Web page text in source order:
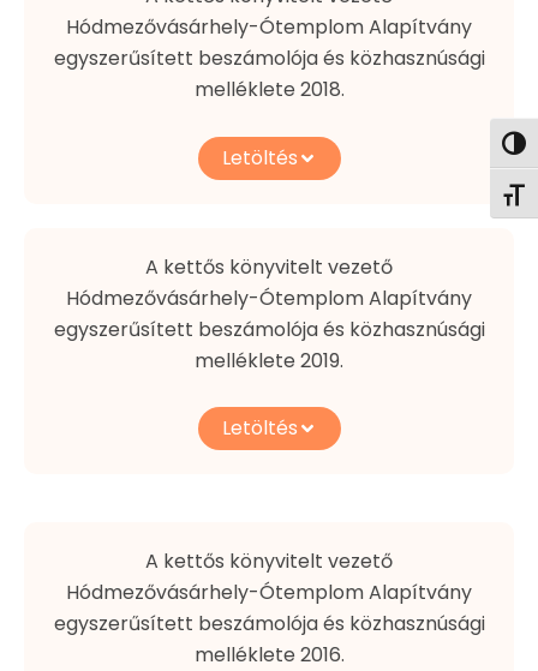
Hódmezővásárhely-Ótemplom Alapítvány
egyszerűsített beszámolója és közhasznúsági
melléklete 2018.
Letöltés
A kettős könyvitelt vezető
Hódmezővásárhely-Ótemplom Alapítvány
egyszerűsített beszámolója és közhasznúsági
melléklete 2019.
Letöltés
A kettős könyvitelt vezető
Hódmezővásárhely-Ótemplom Alapítvány
egyszerűsített beszámolója és közhasznúsági
melléklete 2016.